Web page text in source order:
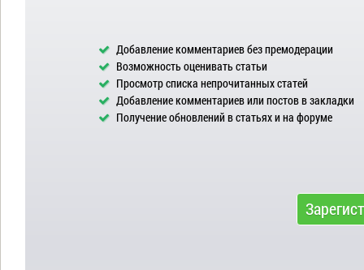
Добавление комментариев без премодерации
Возможность оценивать статьи
Просмотр списка непрочитанных статей
Добавление комментариев или постов в закладки
Получение обновлений в статьях и на форуме